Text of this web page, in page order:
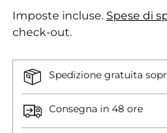
Imposte incluse. Spese di
check-out.
Spedizione gratuita
Consegna in 48 ore